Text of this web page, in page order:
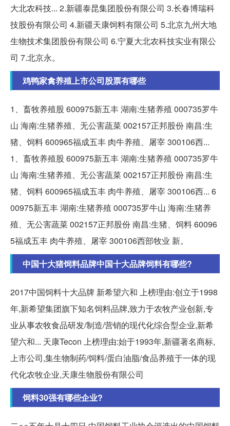
大北农科技... 2.新疆泰昆集团股份有限公司 3.长春博瑞科
技股份有限公司 4.新疆天康饲料有限公司 5.北京九州大地
生物技术集团股份有限公司 6.宁夏大北农科技实业有限公
司 7.北京永。
鸡鸭家禽养殖上市公司股票有哪些
1、畜牧养殖股 600975新五丰 湖南:生猪养殖 000735罗牛
山 海南:生猪养殖、无公害蔬菜 002157正邦股份 南昌:生
猪、饲料 600965福成五丰 肉牛养殖、屠宰 300106西...
1、畜牧养殖股 600975新五丰 湖南:生猪养殖 000735罗牛
山 海南:生猪养殖、无公害蔬菜 002157正邦股份 南昌:生
猪、饲料 600965福成五丰 肉牛养殖、屠宰 300106西... 6
00975新五丰 湖南:生猪养殖 000735罗牛山 海南:生猪养
殖、无公害蔬菜 002157正邦股份 南昌:生猪、饲料 60096
5福成五丰 肉牛养殖、屠宰 300106西部牧业 新。
中国十大猪饲料品牌中国十大品牌饲料有哪些?
2017中国饲料十大品牌 新希望六和 上榜理由:创立于1998
年,新希望集团旗下知名饲料品牌,致力于农牧产业创新,专
业从事农牧食品研发/制造/营销的现代化综合型企业,新希
望六和... 天康Tecon 上榜理由:始于1993年,新疆著名商标,
上市公司,集生物制药/饲料/蛋白油脂/食品养殖于一体的现
代化农牧企业,天康生物股份有限公司
饲料30强有哪些企业?